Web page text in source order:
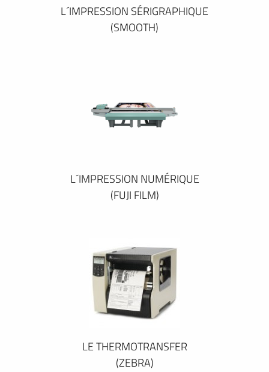
L´IMPRESSION SÉRIGRAPHIQUE
(SMOOTH)
L´IMPRESSION NUMÉRIQUE
(FUJI FILM)
LE THERMOTRANSFER
(ZEBRA)